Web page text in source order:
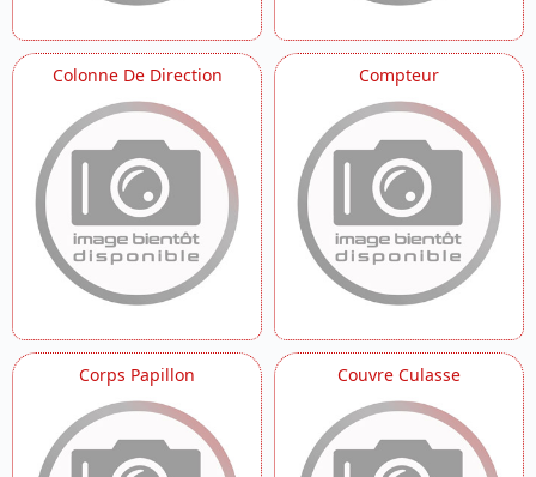
Colonne De Direction Compteur
Corps Papillon Couvre Culasse